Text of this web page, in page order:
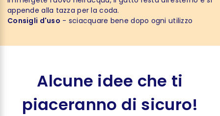
appende alla tazza per la coda.
Consigli d'uso - sciacquare bene dopo ogni utilizzo
Alcune idee che ti
piaceranno di sicuro!